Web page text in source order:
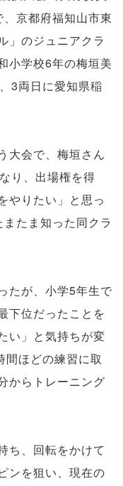
京都府福知山市東
」のジュニアクラ
小学校6年の梅垣美
3両日に愛知県稲
大会で、梅垣さん
り、出場権を得
やりたい」と思っ
たま知った同クラ
たが、小学5年生で
下位だったことを
い」と気持ちが変
ほどの練習に取
からトレーニング
ち、回転をかけて
ンを狙い、現在の